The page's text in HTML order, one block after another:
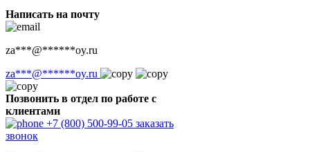
Написать на почту
za***@******oy.ru
za***@******oy.ru
Позвонить в отдел по работе с
клиентами
+7 (800) 500-99-05 заказать
звонок